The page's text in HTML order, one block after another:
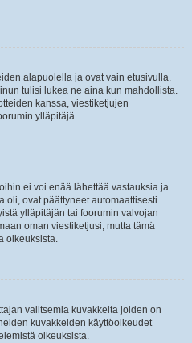
alapuolella ja ovat vain etusivulla.
tulisi lukea ne aina kun mahdollista.
kanssa, viestiketjujen
ylläpitäjä.
ei voi enää lähettää vastauksia ja
oli, ovat päättyneet automaattisesti.
ylläpitäjän tai foorumin valvojan
oman viestiketjusi, mutta tämä
oikeuksista.
valitsemia kuvakkeita joiden on
kuvakkeiden käyttöoikeudet
oikeuksista.